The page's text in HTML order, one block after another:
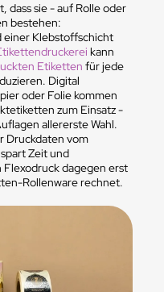
dass sie - auf Rolle oder
bestehen:
einer Klebstoffschicht
kann
Etiketten für jede
Digital
oder Folie kommen
zum Einsatz -
allererste Wahl.
Druckdaten vom
Zeit und
dagegen erst
Rollenware rechnet.